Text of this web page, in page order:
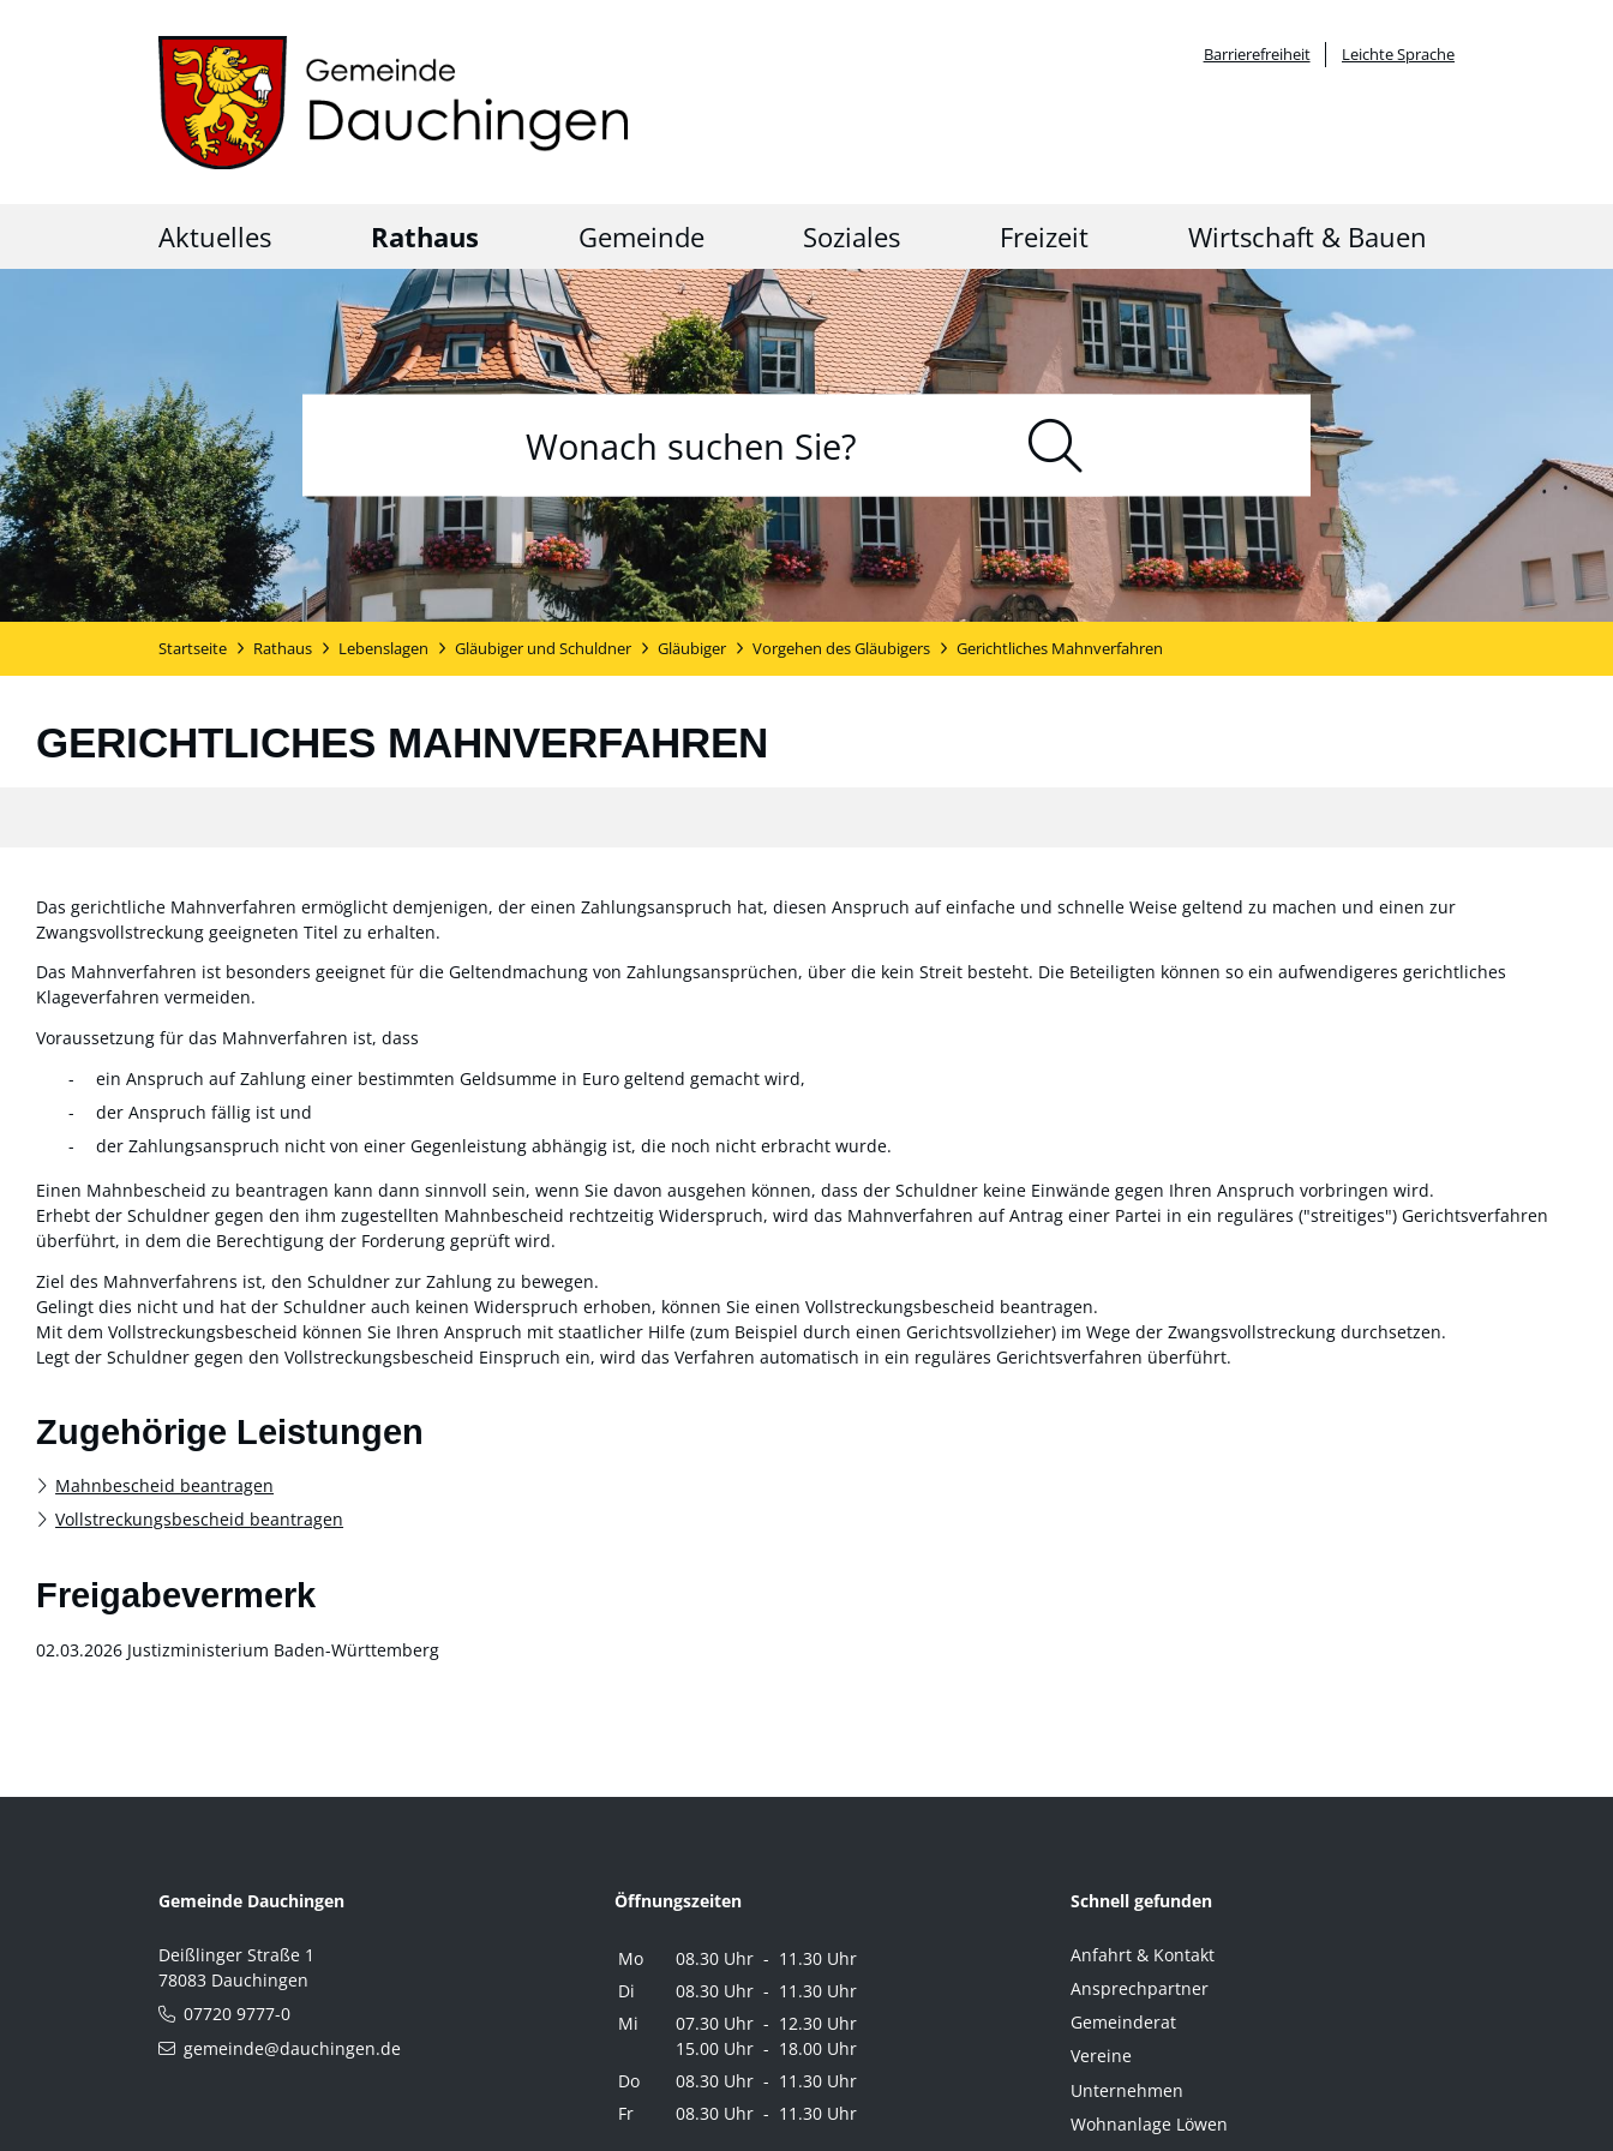
Barrierefreiheit Leichte Sprache
Aktuelles Rathaus Gemeinde Soziales Freizeit Wirtschaft & Bauen
Startseite Rathaus Lebenslagen Gläubiger und Schuldner Gläubiger Vorgehen des Gläubigers Gerichtliches Mahnverfahren
GERICHTLICHES MAHNVERFAHREN
Das gerichtliche Mahnverfahren ermöglicht demjenigen, der einen Zahlungsanspruch hat, diesen Anspruch auf einfache und schnelle Weise geltend zu machen und einen zur
Zwangsvollstreckung geeigneten Titel zu erhalten.
Das Mahnverfahren ist besonders geeignet für die Geltendmachung von Zahlungsansprüchen, über die kein Streit besteht. Die Beteiligten können so ein aufwendigeres gerichtliches
Klageverfahren vermeiden.
Voraussetzung für das Mahnverfahren ist, dass
ein Anspruch auf Zahlung einer bestimmten Geldsumme in Euro geltend gemacht wird,
der Anspruch fällig ist und
der Zahlungsanspruch nicht von einer Gegenleistung abhängig ist, die noch nicht erbracht wurde.
Einen Mahnbescheid zu beantragen kann dann sinnvoll sein, wenn Sie davon ausgehen können, dass der Schuldner keine Einwände gegen Ihren Anspruch vorbringen wird.
Erhebt der Schuldner gegen den ihm zugestellten Mahnbescheid rechtzeitig Widerspruch, wird das Mahnverfahren auf Antrag einer Partei in ein reguläres ("streitiges") Gerichtsverfahren
überführt, in dem die Berechtigung der Forderung geprüft wird.
Ziel des Mahnverfahrens ist, den Schuldner zur Zahlung zu bewegen.
Gelingt dies nicht und hat der Schuldner auch keinen Widerspruch erhoben, können Sie einen Vollstreckungsbescheid beantragen.
Mit dem Vollstreckungsbescheid können Sie Ihren Anspruch mit staatlicher Hilfe (zum Beispiel durch einen Gerichtsvollzieher) im Wege der Zwangsvollstreckung durchsetzen.
Legt der Schuldner gegen den Vollstreckungsbescheid Einspruch ein, wird das Verfahren automatisch in ein reguläres Gerichtsverfahren überführt.
Zugehörige Leistungen
Mahnbescheid beantragen
Vollstreckungsbescheid beantragen
Freigabevermerk
02.03.2026 Justizministerium Baden-Württemberg
Gemeinde Dauchingen
Deißlinger Straße 1
78083 Dauchingen
07720 9777-0
gemeinde@dauchingen.de
Öffnungszeiten
Mo
08.30 Uhr - 11.30 Uhr
Di
08.30 Uhr - 11.30 Uhr
Mi
07.30 Uhr - 12.30 Uhr
15.00 Uhr - 18.00 Uhr
Do
08.30 Uhr - 11.30 Uhr
Fr
08.30 Uhr - 11.30 Uhr
Schnell gefunden
Anfahrt & Kontakt
Ansprechpartner
Gemeinderat
Vereine
Unternehmen
Wohnanlage Löwen